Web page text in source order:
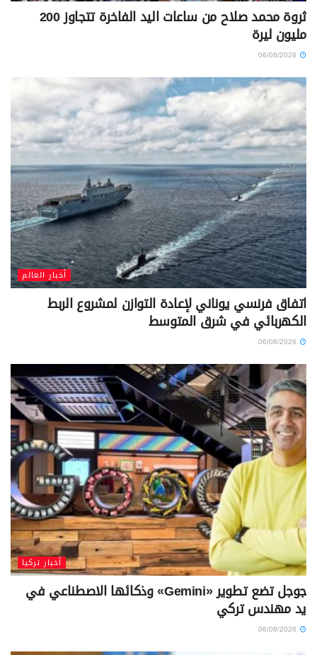
ثروة محمد صلاح من ساعات اليد الفاخرة تتجاوز 200
مليون ليرة
أخبار العالم
اتفاق فرنسي يوناني لإعادة التوازن لمشروع الربط
الكهربائي في شرق المتوسط
أخبار تركيا
جوجل تضع تطوير «Gemini» وذكائها الاصطناعي في
يد مهندس تركي